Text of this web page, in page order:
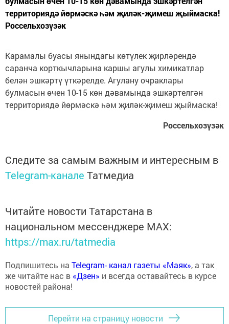
территориядә йөрмәскә һәм җиләк-җимеш җыймаска!
Россельхозүзәк
Карамалы буасы янындагы көтүлек җирләрендә
саранча корткычларына каршы агулы химикатлар
белән эшкәртү үткәрелде. Агулану очраклары
булмасын өчен 10-15 көн дәвамында эшкәртелгән
территориядә йөрмәскә һәм җиләк-җимеш җыймаска!
Россельхозүзәк
Следите за самым важным и интересным в
Telegram-канале Татмедиа
Читайте новости Татарстана в
национальном мессенджере MАХ:
https://max.ru/tatmedia
Подпишитесь на Telegram- канал газеты «Маяк», а так
же читайте нас в «Дзен» и всегда оставайтесь в курсе
новостей района!
Перейти на страницу новости